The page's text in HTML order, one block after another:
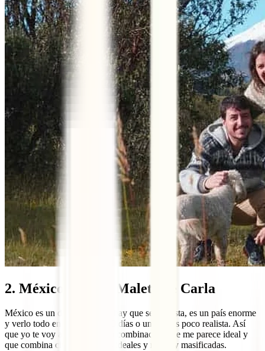
2. México, por La Maleta de Carla
México es un destinazo pero hay que ser realista, es un país enorme
y verlo todo en un viaje de 20 días o un mes es poco realista. Así
que yo te voy a proponer una combinación que me parece ideal y
que combina ciudad y playas ideales y no muy masificadas.